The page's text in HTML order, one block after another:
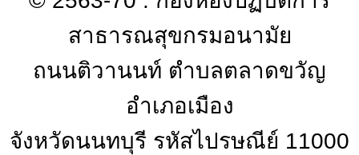
สาธารณสุขกรมอนามัย
ถนนติวานนท์ ตำบลตลาดขวัญ
อำเภอเมือง
จังหวัดนนทบุรี รหัสไปรษณีย์ 11000